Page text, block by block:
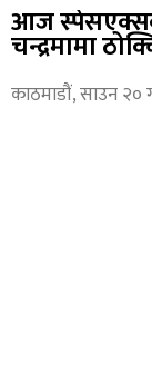
आज
चन्द्रमामा
काठमाडौं, साउन